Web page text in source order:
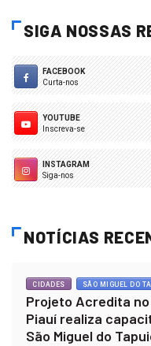
SIGA NOSSAS
FACEBOOK
Curta-nos
YOUTUBE
Inscreva-se
INSTAGRAM
Siga-nos
NOTÍCIAS
CIDADES SÃO MIGUEL DO
Projeto Acredita
Piauí realiza
São Miguel do